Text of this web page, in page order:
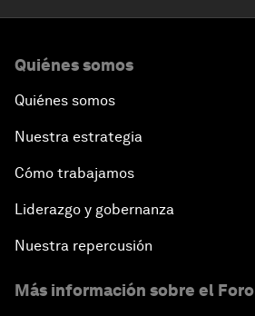
Quiénes somos
Quiénes somos
Nuestra estrategia
Cómo trabajamos
Liderazgo y gobernanza
Nuestra repercusión
Más información sobre el Foro